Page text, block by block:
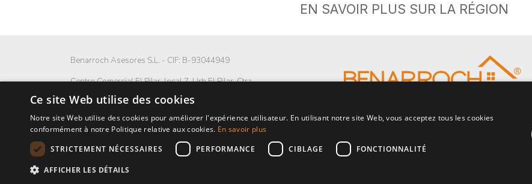
EN SAVOIR PLUS SUR LA RÉGION
Benarroch Asesores S.L. - CIF: B-93044949
Centro Comercial El Pilar, local 7, Urb El Pilar, Ctra
Nacional 340, km 168,
29680 Estepona, Málaga. España.
P: (+34) 952 902 723
info@benarrochrealestate.com
Member of
Ce site Web utilise des cookies
Notre site Web utilise des cookies pour améliorer l'expérience utilisateur. En utilisant notre site Web, vous acceptez tous les cookies
conformément à notre Politique relative aux cookies. En savoir plus
STRICTEMENT NÉCESSAIRES
PERFORMANCE CIBLAGE FONCTIONNALITÉ
AFFICHER LES DÉTAILS